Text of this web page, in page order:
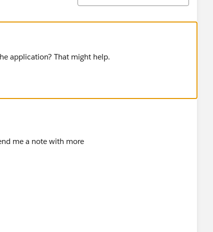
application? That might help.
me a note with more